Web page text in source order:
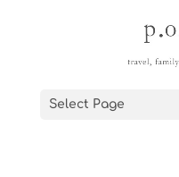
Select Page